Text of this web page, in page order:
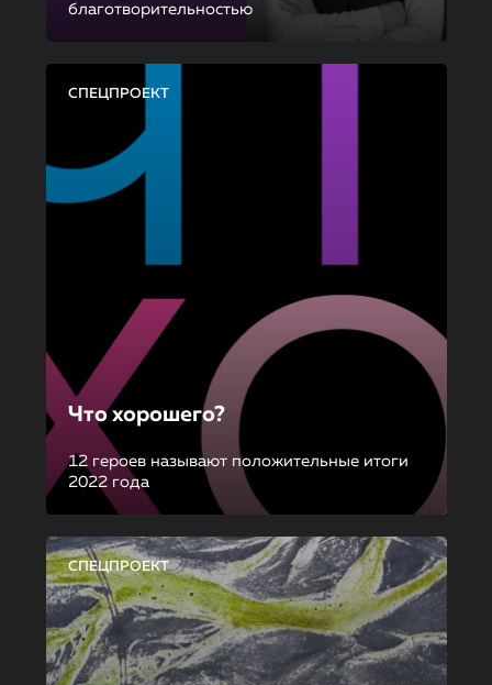
благотворительностью
СПЕЦПРОЕКТ
Что хорошего?
12 героев называют положительные итоги
2022 года
СПЕЦПРОЕКТ